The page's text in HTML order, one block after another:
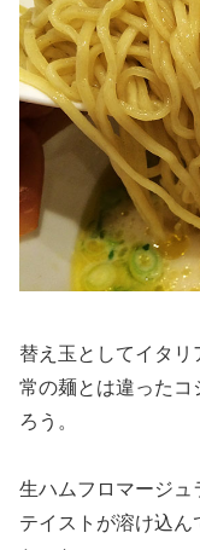
替え玉としてイタリ
常の麺とは違ったコ
ろう。
生ハムフロマージュ
テイストが溶け込ん